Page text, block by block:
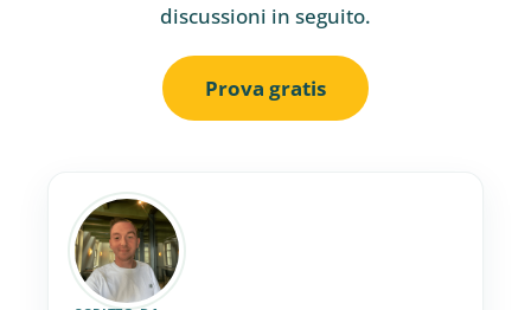
discussioni in seguito.
Prova gratis